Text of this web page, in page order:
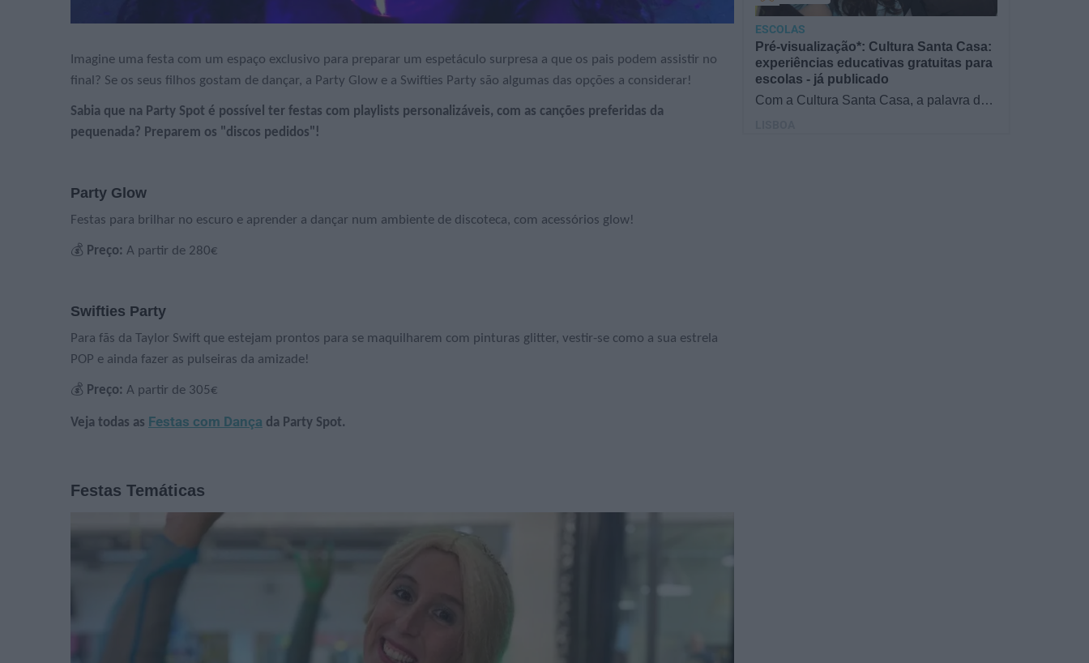
Imagine uma festa com um espaço exclusivo para preparar um espetáculo surpresa a que os pais podem assistir no
final? Se os seus filhos gostam de dançar, a Party Glow e a Swifties Party são algumas das opções a considerar!
Sabia que na Party Spot é possível ter festas com playlists personalizáveis, com as canções preferidas da
pequenada? Preparem os "discos pedidos"!
Party Glow
Festas para brilhar no escuro e aprender a dançar num ambiente de discoteca, com acessórios glow!
💰 Preço: A partir de 280€
Swifties Party
Para fãs da Taylor Swift que estejam prontos para se maquilharem com pinturas glitter, vestir-se como a sua estrela
POP e ainda fazer as pulseiras da amizade!
💰 Preço: A partir de 305€
Veja todas as Festas com Dança da Party Spot.
Festas Temáticas
Pré-visualização*: Cultura Santa Casa:
experiências educativas gratuitas para
escolas - já publicado
Com a Cultura Santa Casa, a palavra de
ESCOLAS